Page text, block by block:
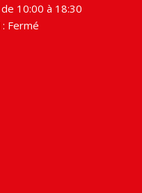
10:00 à 18:30
Fermé